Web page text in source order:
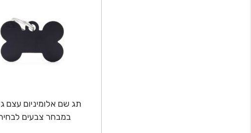
תג שם אלומיניום עצם
במבחר צבעים